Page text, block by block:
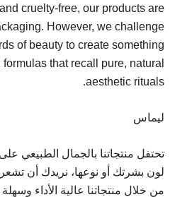
cruelty-free, our products are
However, we challenge
of beauty to create something
that recall pure, natural
aesthetic rituals.
ليماس
تحتفل منتجاتنا بالجمال الطبيعي
لون بشرتك أو نوعها، نريدك أن
من خلال منتجاتنا عالية الأداء